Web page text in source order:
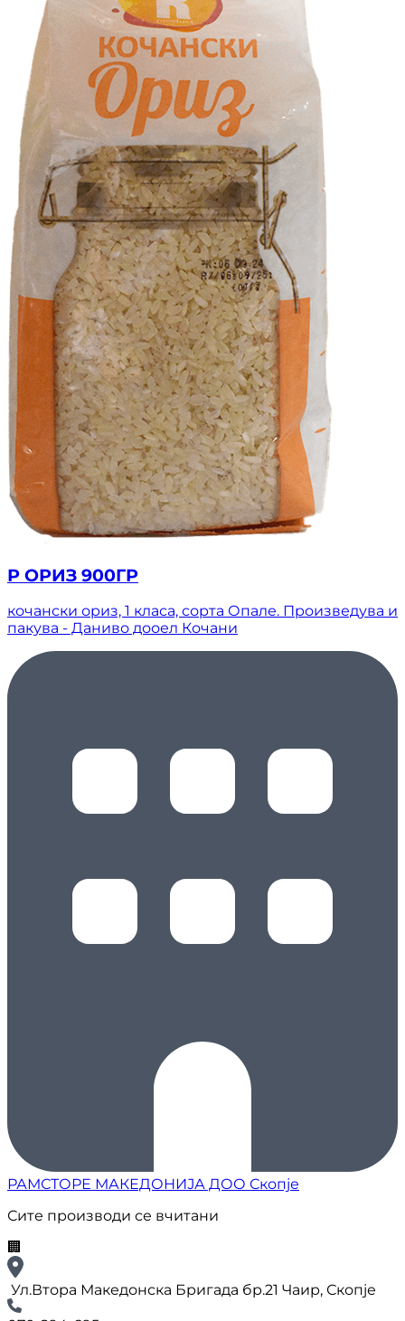
Р ОРИЗ 900ГР
кочански ориз, 1 класа, сорта Опале. Произведува и
пакува - Даниво дооел Кочани
РАМСТОРЕ МАКЕДОНИЈА ДОО Скопје
Сите производи се вчитани
🏢
Ул.Втора Македонска Бригада бр.21 Чаир, Скопје